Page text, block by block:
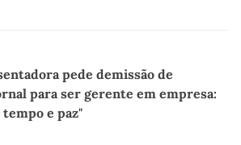
pede demissão de
para ser gerente em empresa:
e paz"